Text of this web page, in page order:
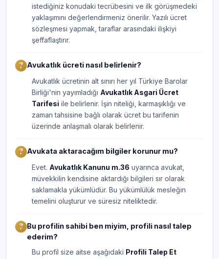
istediğiniz konudaki tecrübesini ve ilk görüşmedeki
yaklaşımını değerlendirmeniz önerilir. Yazılı ücret
sözleşmesi yapmak, taraflar arasındaki ilişkiyi
şeffaflaştırır.
Avukatlık ücreti nasıl belirlenir?
Avukatlık ücretinin alt sınırı her yıl Türkiye Barolar
Birliği'nin yayımladığı Avukatlık Asgari Ücret
Tarifesi ile belirlenir. İşin niteliği, karmaşıklığı ve
zaman tahsisine bağlı olarak ücret bu tarifenin
üzerinde anlaşmalı olarak belirlenir.
Avukata aktaracağım bilgiler korunur mu?
Evet. Avukatlık Kanunu m.36 uyarınca avukat,
müvekkilin kendisine aktardığı bilgileri sır olarak
saklamakla yükümlüdür. Bu yükümlülük mesleğin
temelini oluşturur ve süresiz niteliktedir.
Bu profilin sahibi ben miyim, profili nasıl talep
ederim?
Bu profil size aitse aşağıdaki Profili Talep Et